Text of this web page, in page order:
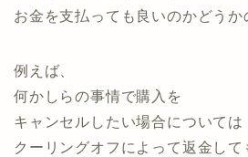
お金を支払っても良いのかどうか
例えば、
何かしらの事情で購入を
キャンセルしたい場合については
クーリングオフによって返金して